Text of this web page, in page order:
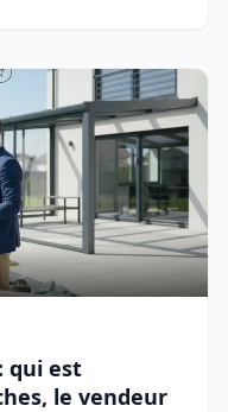
qui est
le vendeur